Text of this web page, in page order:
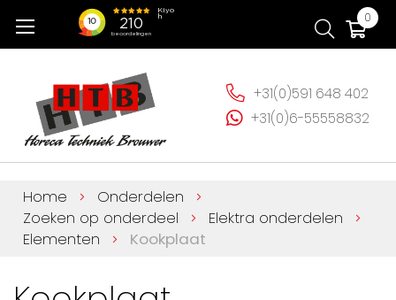
naar
0
+31(0)591 648 402
+31(0)6-55558832
Home
Onderdelen
Zoeken op onderdeel
Elektra onderdelen
Elementen
Kookplaat